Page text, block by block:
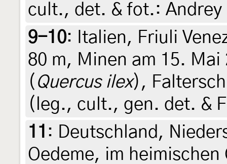
cult., det. & fot.: Andrey
9-10:
Italien, Friuli
80 m, Minen am 15. Mai
( Quercus ilex),
(leg., cult., gen. det. &
11 : Deutschland,
Oedeme, im heimischen